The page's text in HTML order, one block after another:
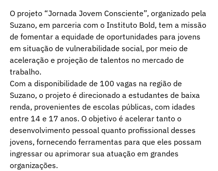
O projeto “Jornada Jovem Consciente”, organizado pela
Suzano, em parceria com o Instituto Bold, tem a missão
de fomentar a equidade de oportunidades para jovens
em situação de vulnerabilidade social, por meio de
aceleração e projeção de talentos no mercado de
trabalho.
Com a disponibilidade de 100 vagas na região de
Suzano, o projeto é direcionado a estudantes de baixa
renda, provenientes de escolas públicas, com idades
entre 14 e 17 anos. O objetivo é acelerar tanto o
desenvolvimento pessoal quanto profissional desses
jovens, fornecendo ferramentas para que eles possam
ingressar ou aprimorar sua atuação em grandes
organizações.